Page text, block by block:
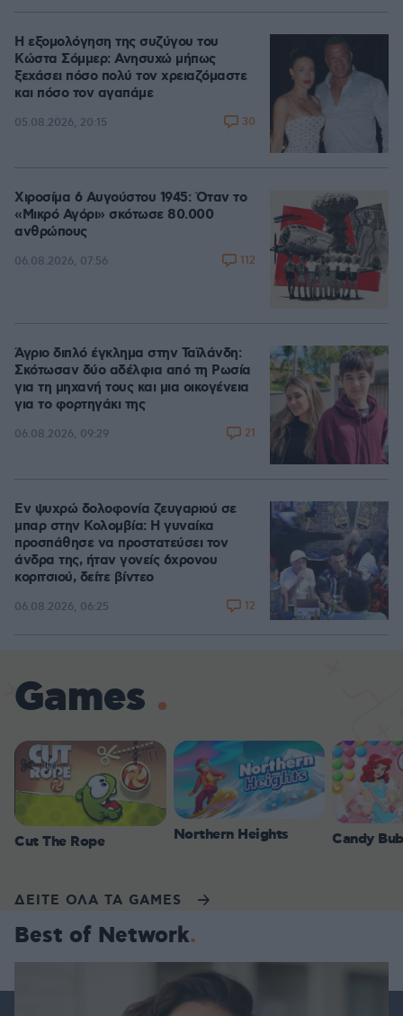
Η εξομολόγηση της συζύγου του
Κώστα Σόμμερ: Ανησυχώ μήπως
ξεχάσει πόσο πολύ τον χρειαζόμαστε
και πόσο τον αγαπάμε
05.08.2026, 20:15 30
Χιροσίμα 6 Αυγούστου 1945: Όταν το
«Μικρό Αγόρι» σκότωσε 80.000
ανθρώπους
06.08.2026, 07:56 112
Άγριο διπλό έγκλημα στην Ταϊλάνδη:
Σκότωσαν δύο αδέλφια από τη Ρωσία
για τη μηχανή τους και μια οικογένεια
για το φορτηγάκι της
06.08.2026, 09:29 21
Εν ψυχρώ δολοφονία ζευγαριού σε
μπαρ στην Κολομβία: Η γυναίκα
προσπάθησε να προστατεύσει τον
άνδρα της, ήταν γονείς 6χρονου
κοριτσιού, δείτε βίντεο
06.08.2026, 06:25 12
Games
Cut The Rope Northern Heights Candy
ΔΕΙΤΕ ΟΛΑ ΤΑ GAMES
Best of Network